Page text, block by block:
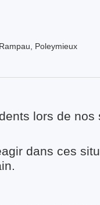
Poleymieux
lors de
dans ces